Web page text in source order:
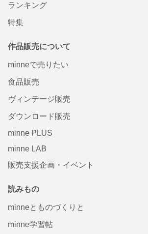
ランキング
特集
作品販売について
minneで売りたい
食品販売
ヴィンテージ販売
ダウンロード販売
minne PLUS
minne LAB
販売支援企画・イベント
読みもの
minneとものづくりと
minne学習帖